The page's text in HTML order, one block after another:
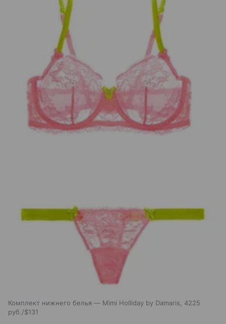
Комплект нижнего белья — Mimi Holliday by Damaris, 4225
руб./$131